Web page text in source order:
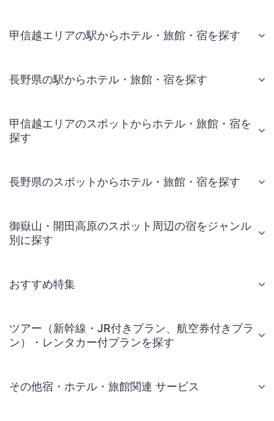
甲信越エリアの駅からホテル・旅館・宿を探す
長野県の駅からホテル・旅館・宿を探す
甲信越エリアのスポットからホテル・旅館・宿を
探す
長野県のスポットからホテル・旅館・宿を探す
御嶽山・開田高原のスポット周辺の宿をジャンル
別に探す
おすすめ特集
ツアー（新幹線・JR付きプラン、航空券付きプラ
ン）・レンタカー付プランを探す
その他宿・ホテル・旅館関連 サービス